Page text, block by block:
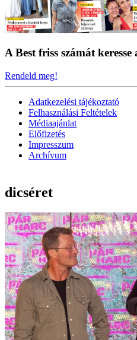
A Best friss számát
Rendeld meg!
Adatkezelési tájékoztató
Felhasználási Feltételek
Médiaajánlat
Előfizetés
Impresszum
Archívum
dicséret